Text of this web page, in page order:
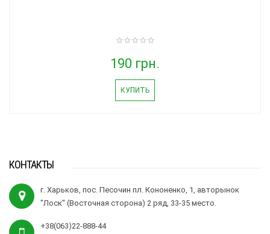
190 грн.
КУПИТЬ
КОНТАКТЫ
г. Харьков, пос. Песочин пл. Кононенко, 1, авторынок
"Лоск" (Восточная сторона) 2 ряд, 33-35 место.
+38(063)22-888-44